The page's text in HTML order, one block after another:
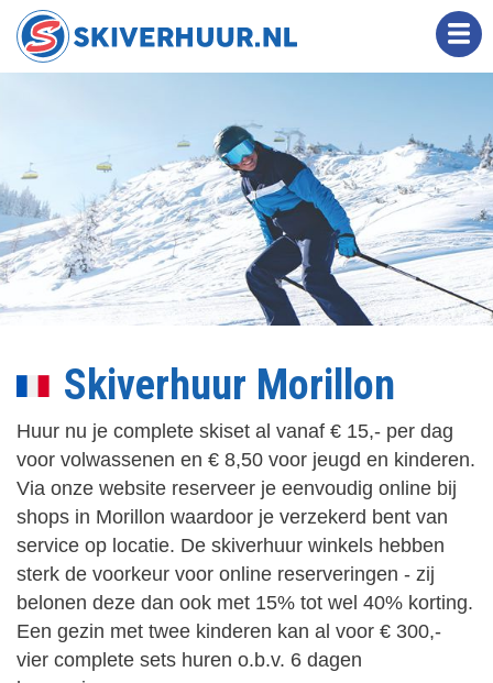
Overslaan
en
naar
Skiverhuur Morillon
Huur nu je complete skiset al vanaf € 15,- per dag
voor volwassenen en € 8,50 voor jeugd en kinderen.
Via onze website reserveer je eenvoudig online bij
shops in Morillon waardoor je verzekerd bent van
service op locatie. De skiverhuur winkels hebben
sterk de voorkeur voor online reserveringen - zij
belonen deze dan ook met 15% tot wel 40% korting.
Een gezin met twee kinderen kan al voor € 300,-
vier complete sets huren o.b.v. 6 dagen